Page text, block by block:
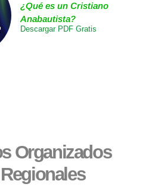
¿Qué es un Cristiano
Anabautista?
Descargar PDF Gratis
Organizados